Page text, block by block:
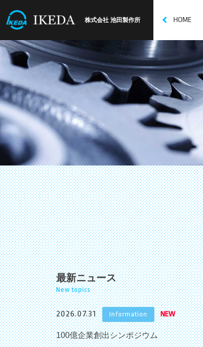
株式会社 池田製作所 HOME
最新ニュース
New topics
2026.07.31 Information
100億企業創出シンポジウム